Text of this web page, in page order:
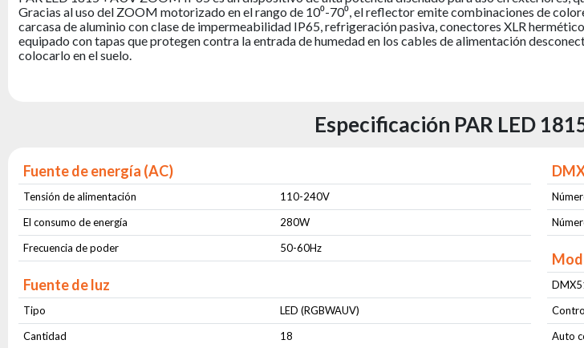
Gracias al uso del ZOOM motorizado en el rango de 10⁰-70⁰, el reflector emite combinaciones de
carcasa de aluminio con clase de impermeabilidad IP65, refrigeración pasiva, conectores XLR
equipado con tapas que protegen contra la entrada de humedad en los cables de alimentación
colocarlo en el suelo.
Especificación PAR LED
Fuente de energía (AC)
Tensión de alimentación
110-240V
El consumo de energía
280W
Frecuencia de poder
50-60Hz
Fuente de luz
Tipo
LED (RGBWAUV)
Cantidad
18
Auto